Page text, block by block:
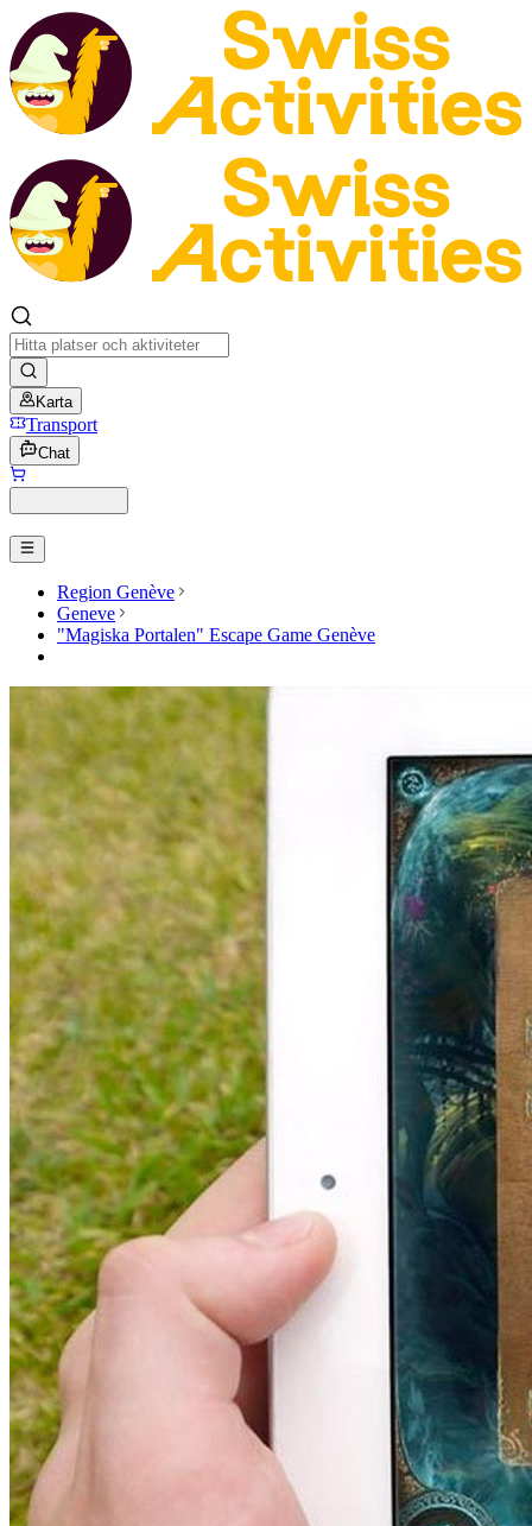
Karta
Transport
Chat
Region Genève
Geneve
"Magiska Portalen" Escape Game Genève